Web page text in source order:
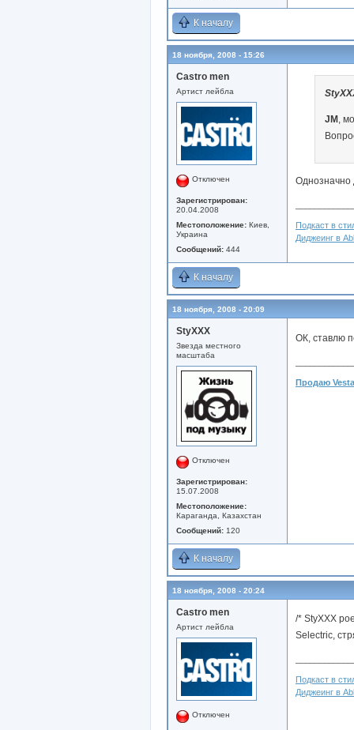
К началу
18 ноября, 2008 - 15:26
Castro men
Артист лейбла
Отключен
Зарегистрирован:
20.04.2008
Местоположение: Киев,
Украина
Сообщений: 444
JM ,
Однозначно
Подкаст в
Диджеинг в
К началу
18 ноября, 2008 - 20:09
StyXXX
Звезда местного
масштаба
Отключен
Зарегистрирован:
15.07.2008
Местоположение:
Караганда, Казахстан
Сообщений: 120
ОК, ставлю
Продаю
К началу
18 ноября, 2008 - 20:24
Castro men
Артист лейбла
Отключен
/* StyXXX
Selectric,
Подкаст в
Диджеинг в